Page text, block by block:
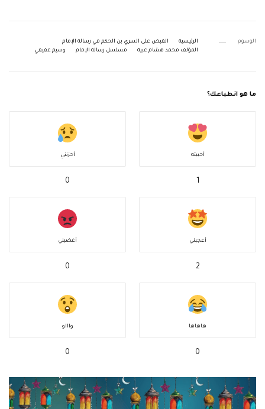
الوسوم الرئيسية
القبض على السري بن الحكم في رسالة الإمام
المؤلف محمد هشام عبية
مسلسل رسالة الإمام وسيم عفيفي
ما هو انطباعك؟
أحببته
1
أحزنني
0
أعجبني
2
أغضبني
0
هاهاها
0
واااو
0